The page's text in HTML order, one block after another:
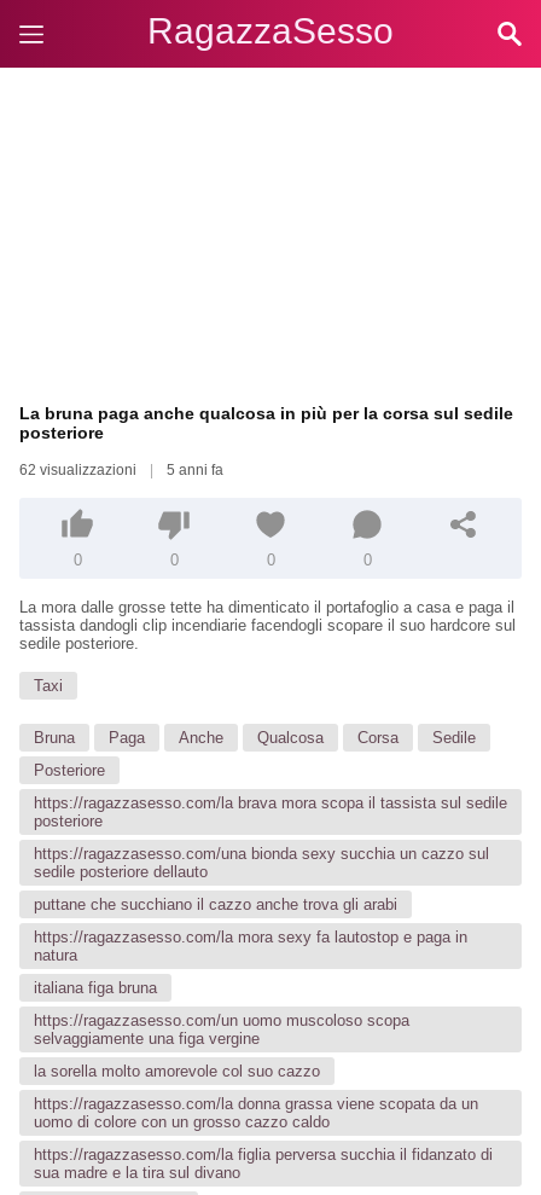
RagazzaSesso
La bruna paga anche qualcosa in più per la corsa sul sedile
posteriore
62 visualizzazioni 5 anni fa
0 0 0 0
La mora dalle grosse tette ha dimenticato il portafoglio a casa e paga il
tassista dandogli clip incendiarie facendogli scopare il suo hardcore sul
sedile posteriore.
Taxi
Bruna Paga Anche Qualcosa Corsa
Sedile
Posteriore
https://ragazzasesso.com/la brava mora scopa il tassista sul sedile
posteriore
https://ragazzasesso.com/una bionda sexy succhia un cazzo sul
sedile posteriore dellauto
puttane che succhiano il cazzo anche trova gli arabi
https://ragazzasesso.com/la mora sexy fa lautostop e paga in
natura
italiana figa bruna
https://ragazzasesso.com/un uomo muscoloso scopa
selvaggiamente una figa vergine
la sorella molto amorevole col suo cazzo
https://ragazzasesso.com/la donna grassa viene scopata da un
uomo di colore con un grosso cazzo caldo
https://ragazzasesso.com/la figlia perversa succhia il fidanzato di
sua madre e la tira sul divano